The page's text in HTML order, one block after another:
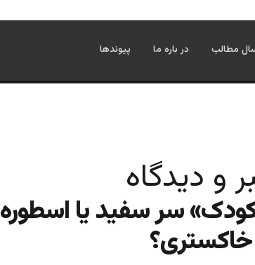
مطالب در باره ما پیوندها
و دیدگاه
سر سفید یا اسطوره
خاکستری؟